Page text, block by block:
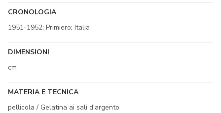
CRONOLOGIA
1951-1952; Primiero; Italia
DIMENSIONI
cm
MATERIA E TECNICA
pellicola / Gelatina ai sali d'argento